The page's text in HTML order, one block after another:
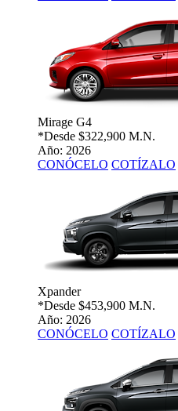
Mirage G4
*Desde $322,900 M.N.
Año: 2026
CONÓCELO COTÍZALO
Xpander
*Desde $453,900 M.N.
Año: 2026
CONÓCELO COTÍZALO